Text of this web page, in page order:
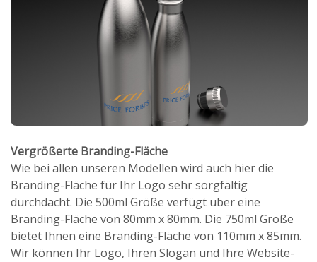
Vergrößerte Branding-Fläche
Wie bei allen unseren Modellen wird auch hier die
Branding-Fläche für Ihr Logo sehr sorgfältig
durchdacht. Die 500ml Größe verfügt über eine
Branding-Fläche von 80mm x 80mm. Die 750ml Größe
bietet Ihnen eine Branding-Fläche von 110mm x 85mm.
Wir können Ihr Logo, Ihren Slogan und Ihre Website-